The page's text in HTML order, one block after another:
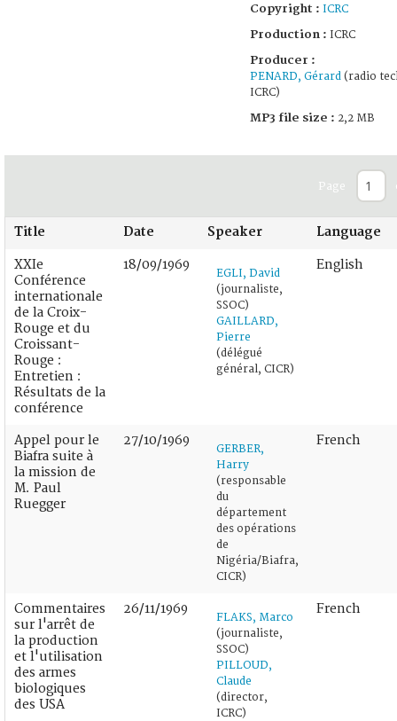
Copyright : ICRC
Production : ICRC
Producer :
PENARD, Gérard(radio
ICRC)
MP3 file size : 2,2 MB
Page
Title Date Speaker Language
XXIe
Conférence
internationale
de la Croix-
Rouge et du
Croissant-
Rouge :
Entretien :
Résultats de la
conférence
18/09/1969
EGLI, David
(journaliste,
SSOC)
GAILLARD,
Pierre
(délégué
général, CICR)
English
Appel pour le
Biafra suite à
la mission de
M. Paul
Ruegger
27/10/1969
GERBER,
Harry
(responsable
du
département
des opérations
de
Nigéria/Biafra,
CICR)
French
Commentaires
sur l'arrêt de
la production
et l'utilisation
des armes
biologiques
des USA
26/11/1969
FLAKS, Marco
(journaliste,
SSOC)
PILLOUD,
Claude
(director,
ICRC)
French